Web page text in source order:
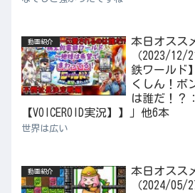
動画紹介
本日オスス
（2023/
鉄ワールド
くしん！ボ
は誰だ！？
【VOICEROID実況】】」他6本
世界は広い
動画紹介
本日オスス
（2024/